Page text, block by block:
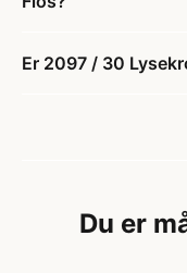
Er 2097 / 30
Du er